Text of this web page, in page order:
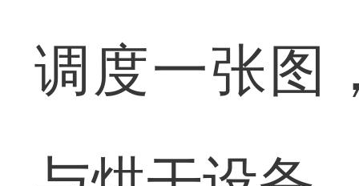
调度一张图